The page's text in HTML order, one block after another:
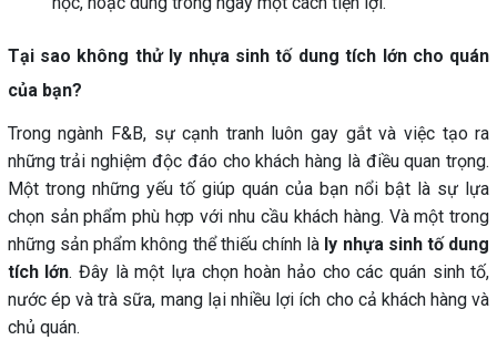
Tại sao không thử ly nhựa sinh tố dung tích lớn cho quán
của bạn?
Trong ngành F&B, sự cạnh tranh luôn gay gắt và việc tạo ra
những trải nghiệm độc đáo cho khách hàng là điều quan trọng.
Một trong những yếu tố giúp quán của bạn nổi bật là sự lựa
chọn sản phẩm phù hợp với nhu cầu khách hàng. Và một trong
những sản phẩm không thể thiếu chính là ly nhựa sinh tố dung
tích lớn. Đây là một lựa chọn hoàn hảo cho các quán sinh tố,
nước ép và trà sữa, mang lại nhiều lợi ích cho cả khách hàng và
chủ quán.